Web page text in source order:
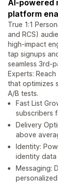
AI-powered
platform
True 1:1
and RCS)
high-impact
tap signups
seamless 3rd-
Experts:
that optimizes
A/B tests.
Fast List
subscribers
Delivery
above
Identity:
identity data
Messaging: